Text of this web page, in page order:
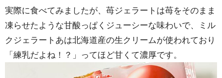
実際に食べてみましたが、苺ジェラートは苺をそのまま
凍らせたような甘酸っぱくジューシーな味わいで、ミル
クジェラートあは北海道産の生クリームが使われており
「練乳だよね！？」ってほど甘くて濃厚です。